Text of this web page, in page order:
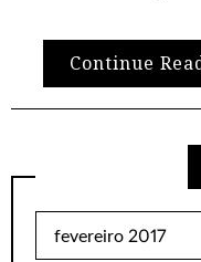
Continue
Arquivos